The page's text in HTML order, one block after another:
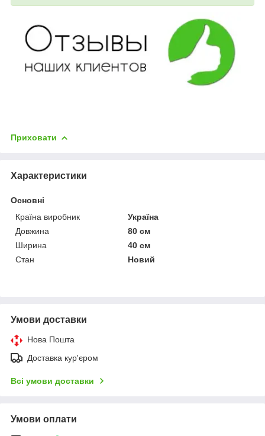
Приховати
Характеристики
Основні
Країна виробник
Україна
Довжина
80 см
Ширина
40 см
Стан
Новий
Умови доставки
Нова Пошта
Доставка кур'єром
Всі умови доставки
Умови оплати